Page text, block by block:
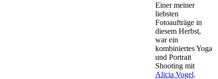
Einer meiner
liebsten
Fotoaufträge in
diesem Herbst,
war ein
kombiniertes Yoga
und Portrait
Shooting mit
Alicia Vogel.